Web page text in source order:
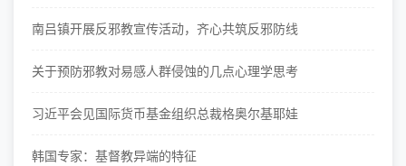
南吕镇开展反邪教宣传活动，齐心共筑反邪防线
关于预防邪教对易感人群侵蚀的几点心理学思考
习近平会见国际货币基金组织总裁格奥尔基耶娃
韩国专家：基督教异端的特征